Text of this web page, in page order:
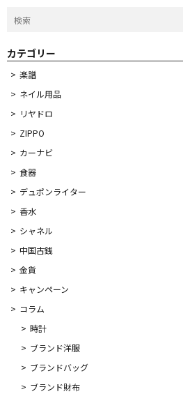
カテゴリー
楽譜
ネイル用品
リヤドロ
ZIPPO
カーナビ
食器
デュポンライター
香水
シャネル
中国古銭
金貨
キャンペーン
コラム
時計
ブランド洋服
ブランドバッグ
ブランド財布